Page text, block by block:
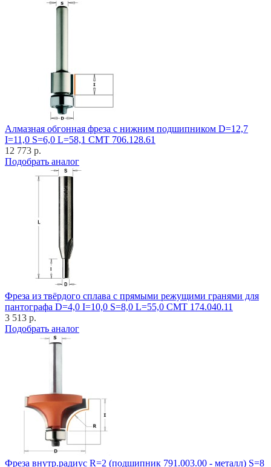
Алмазная обгонная фреза с нижним подшипником D=12,7
I=11,0 S=6,0 L=58,1 CMT 706.128.61
12 773 р.
Подобрать аналог
Фреза из твёрдого сплава с прямыми режущими гранями для
пантографа D=4,0 I=10,0 S=8,0 L=55,0 CMT 174.040.11
3 513 р.
Подобрать аналог
Фреза внутр.радиус R=2 (подшипник 791.003.00 - металл) S=8